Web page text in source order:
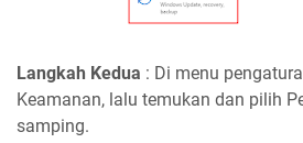
Langkah Kedua : Di menu
Keamanan, lalu temukan dan pilih
samping.